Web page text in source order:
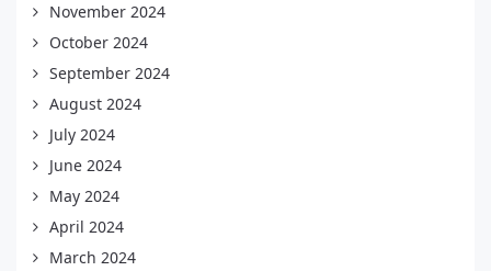
November 2024
October 2024
September 2024
August 2024
July 2024
June 2024
May 2024
April 2024
March 2024